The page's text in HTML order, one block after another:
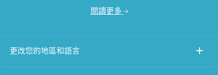
閱讀更多
更改您的地區和語言